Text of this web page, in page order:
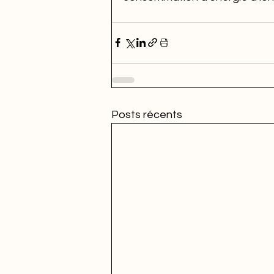
Posts récents